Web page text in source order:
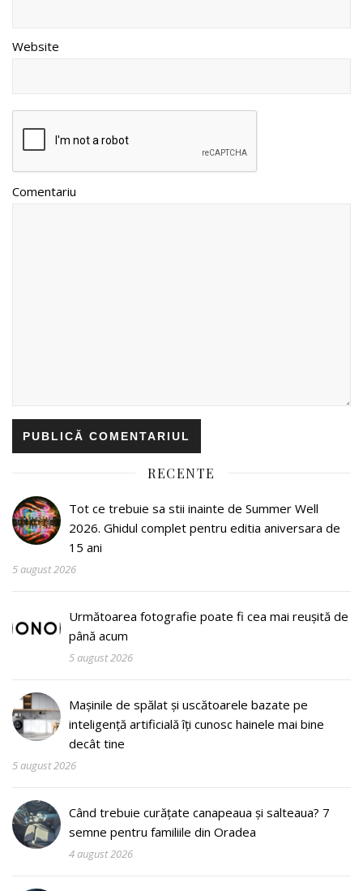
Website
Comentariu
RECENTE
Tot ce trebuie sa stii inainte de Summer Well
2026. Ghidul complet pentru editia aniversara de
15 ani
5 august 2026
Următoarea fotografie poate fi cea mai reușită de
până acum
5 august 2026
Mașinile de spălat și uscătoarele bazate pe
inteligență artificială îți cunosc hainele mai bine
decât tine
5 august 2026
Când trebuie curățate canapeaua și salteaua? 7
semne pentru familiile din Oradea
4 august 2026